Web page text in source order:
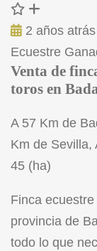
2 años atrás
Ecuestre
Venta de
toros en
A 57 Km de
Km de Sevilla,
45 (ha)
Finca
provincia de
todo lo que